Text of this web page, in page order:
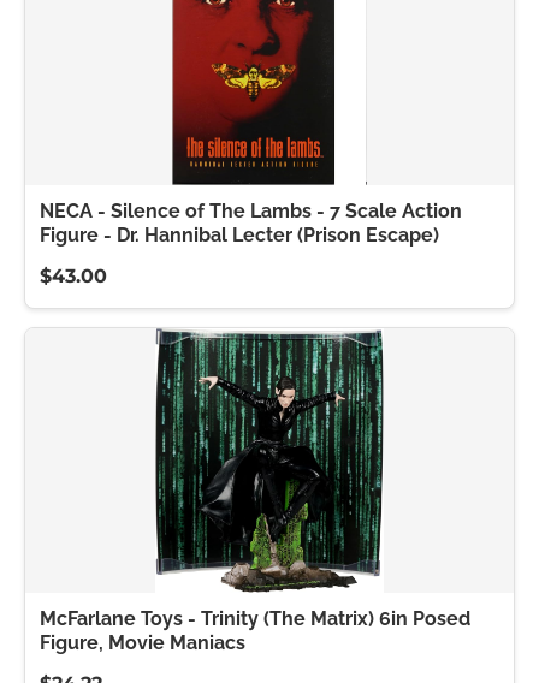
NECA - Silence of The Lambs - 7 Scale Action
Figure - Dr. Hannibal Lecter (Prison Escape)
$43.00
McFarlane Toys - Trinity (The Matrix) 6in Posed
Figure, Movie Maniacs